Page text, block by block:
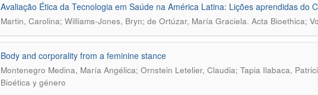
Avaliação Ética da Tecnologia em Saúde na América Latina: Lições aprendidas do
Martin, Carolina; Williams-Jones, Bryn; de Ortúzar, María Graciela. Acta Bioethica;
Body and corporality from a feminine stance
Montenegro Medina, María Angélica; Ornstein Letelier, Claudia; Tapia Ilabaca,
Bioética y género